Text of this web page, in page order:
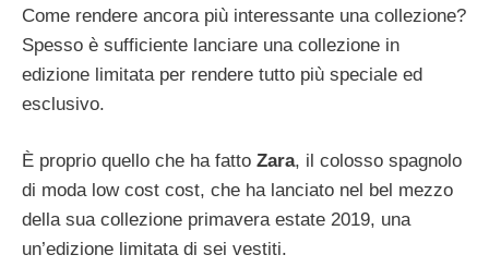
Come rendere ancora più interessante una collezione?
Spesso è sufficiente lanciare una collezione in
edizione limitata per rendere tutto più speciale ed
esclusivo.
È proprio quello che ha fatto Zara, il colosso spagnolo
di moda low cost cost, che ha lanciato nel bel mezzo
della sua collezione primavera estate 2019, una
un’edizione limitata di sei vestiti.